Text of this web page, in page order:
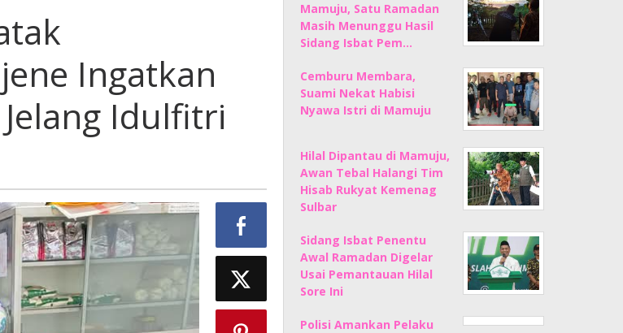
Ingatkan
Idulfitri
Mamuju, Satu Ramadan
Masih Menunggu Hasil
Sidang Isbat Pem…
Cemburu Membara,
Suami Nekat Habisi
Nyawa Istri di Mamuju
Hilal Dipantau di Mamuju,
Awan Tebal Halangi Tim
Hisab Rukyat Kemenag
Sulbar
Sidang Isbat Penentu
Awal Ramadan Digelar
Usai Pemantauan Hilal
Sore Ini
Polisi Amankan Pelaku